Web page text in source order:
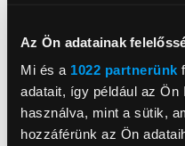
Az Ön adatainak
Mi és a 1022 partnerünk
adatait, így például az
használva, mint a sütik,
hozzáférünk az Ön